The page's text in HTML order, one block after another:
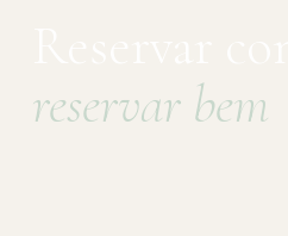
reservar bem